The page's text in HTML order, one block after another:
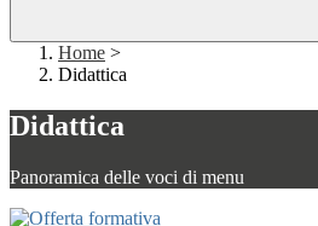
Home >
Didattica
Didattica
Panoramica delle voci di menu